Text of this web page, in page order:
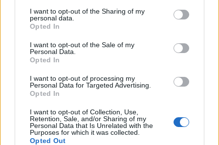
disclose it to other third parties.
Please note that this website/app uses one or more Google
services and may gather and store information including but
not limited to your visit or usage behaviour. You may click to
grant or deny consent to Google and its third-party tags to
consent section.
I want to opt-out of the Sharing of my
personal data.
Opted In
I want to opt-out of the Sale of my
Personal Data.
Opted In
I want to opt-out of processing my
Personal Data for Targeted Advertising.
Opted In
I want to opt-out of Collection, Use,
Retention, Sale, and/or Sharing of my
Personal Data that Is Unrelated with the
Purposes for which it was collected.
Opted Out